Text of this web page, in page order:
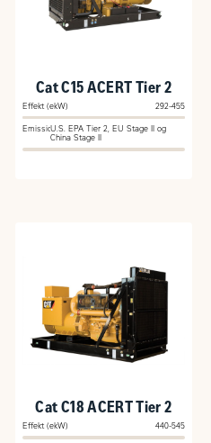
Cat C15 ACERT Tier 2
Effekt (ekW) 292-455
EmissionU.S. EPA Tier 2, EU Stage II og
China Stage II
Cat C18 ACERT Tier 2
Effekt (ekW) 440-545